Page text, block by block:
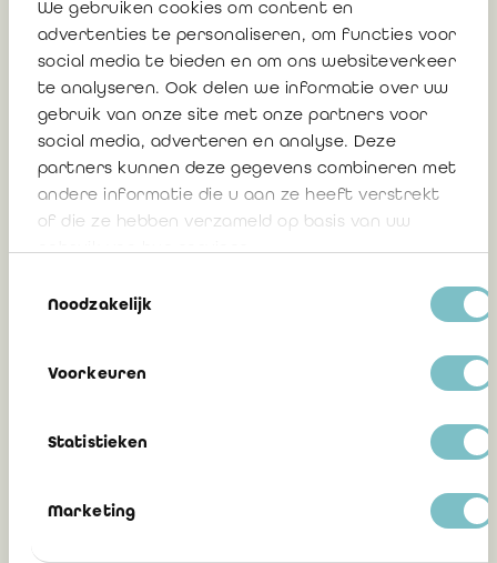
We gebruiken cookies om content en
advertenties te personaliseren, om functies voor
social media te bieden en om ons websiteverkeer
te analyseren. Ook delen we informatie over uw
gebruik van onze site met onze partners voor
social media, adverteren en analyse. Deze
partners kunnen deze gegevens combineren met
andere informatie die u aan ze heeft verstrekt
of die ze hebben verzameld op basis van uw
Noodzakelijk
Voorkeuren
Statistieken
Marketing
la loi du 28 avril 2020
FAQ : Passage du C.soc. au CSA( mis à jour le 26 octobre
)
Compilation de textes à l'usage des réviseurs d'entreprises
et tableau de concordance
Réforme du droit des entreprises et des sociétés : Qu’est-ce
(Brochure FEB, SPF Justice, Fednot et Graydon Belgium